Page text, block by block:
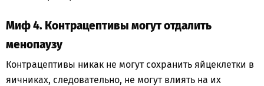
Миф 4. Контрацептивы могут отдалить
менопаузу
Контрацептивы никак не могут сохранить яйцеклетки в
яичниках, следовательно, не могут влиять на их